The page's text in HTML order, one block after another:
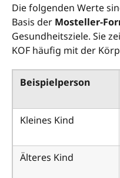
Die folgenden Werte
Basis der Mosteller-
Gesundheitsziele. Sie
KOF häufig mit der
Beispielperson
Kleines Kind
Älteres Kind